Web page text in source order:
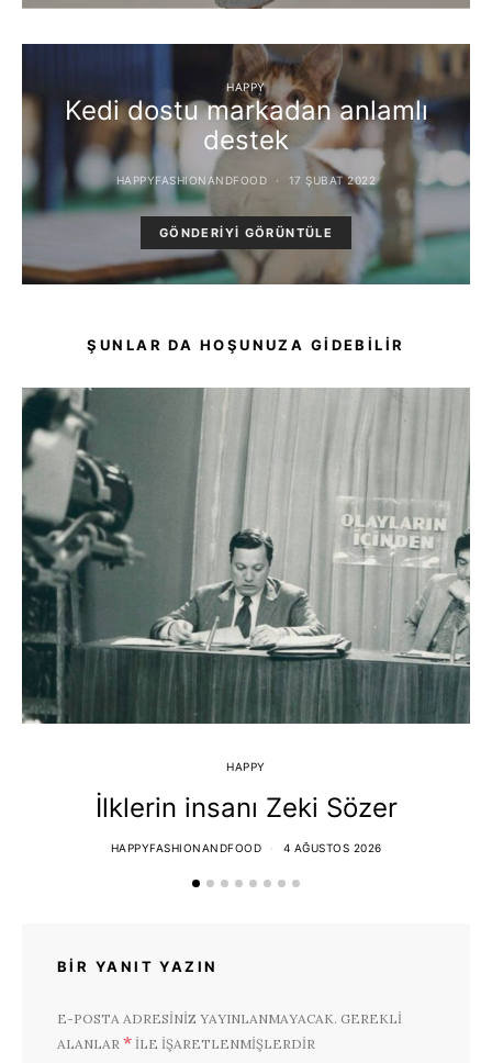
HAPPY
Kedi dostu markadan anlamlı
destek
HAPPYFASHIONANDFOOD 17 ŞUBAT 2022
GÖNDERIYI GÖRÜNTÜLE
ŞUNLAR DA HOŞUNUZA GIDEBILIR
HAPPY
İlklerin insanı Zeki Sözer
HAPPYFASHIONANDFOOD 4 AĞUSTOS 2026
BIR YANIT YAZIN
E-POSTA ADRESINIZ YAYINLANMAYACAK. GEREKLI
ALANLAR * ILE IŞARETLENMIŞLERDIR